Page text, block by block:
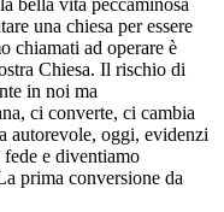
bella vita peccaminosa
una chiesa per essere
chiamati ad operare è
Chiesa. Il rischio di
in noi ma
ci converte, ci cambia
autorevole, oggi, evidenzi
e diventiamo
prima conversione da